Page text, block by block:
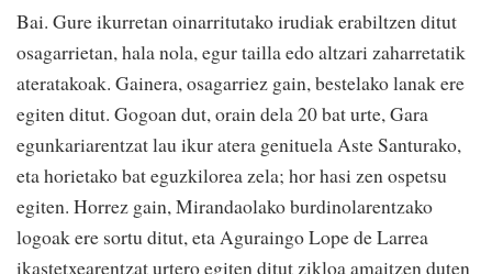
Bai. Gure ikurretan oinarritutako irudiak erabiltzen ditut
osagarrietan, hala nola, egur tailla edo altzari zaharretatik
ateratakoak. Gainera, osagarriez gain, bestelako lanak ere
egiten ditut. Gogoan dut, orain dela 20 bat urte, Gara
egunkariarentzat lau ikur atera genituela Aste Santurako,
eta horietako bat eguzkilorea zela; hor hasi zen ospetsu
egiten. Horrez gain, Mirandaolako burdinolarentzako
logoak ere sortu ditut, eta Aguraingo Lope de Larrea
ikastetxearentzat urtero egiten ditut zikloa amaitzen duten